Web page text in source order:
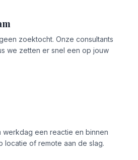
zoektocht. Onze consultants
we zetten er snel een op jouw
werkdag een reactie en binnen
locatie of remote aan de slag.